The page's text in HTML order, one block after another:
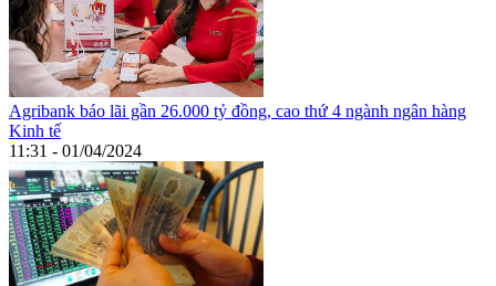
Agribank báo lãi gần 26.000 tỷ đồng, cao thứ 4 ngành ngân hàng
Kinh tế
11:31 - 01/04/2024